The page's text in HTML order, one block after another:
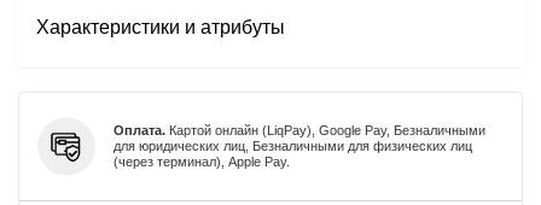
Характеристики и атрибуты
Оплата. Картой онлайн (LiqPay), Google Pay, Безналичными
для юридических лиц, Безналичными для физических лиц
(через терминал), Apple Pay.